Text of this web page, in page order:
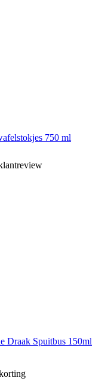
750 ml
Draak Spuitbus 150ml